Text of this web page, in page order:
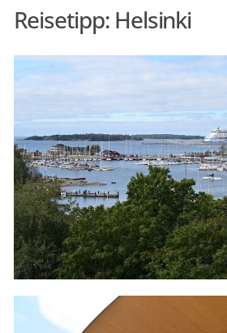
Reisetipp: Helsinki